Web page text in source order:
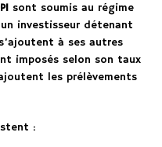
sont soumis au régime
investisseur détenant
à ses autres
imposés selon son taux
les prélèvements
: